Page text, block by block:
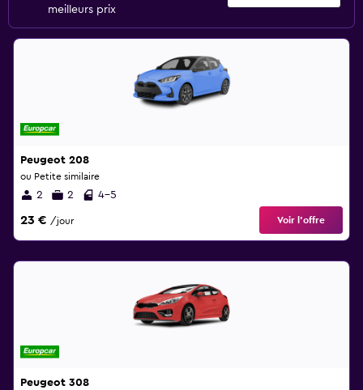
meilleurs prix
Peugeot 208
ou Petite similaire
2 2 4-5
23 € /jour Voir l’offre
Peugeot 308